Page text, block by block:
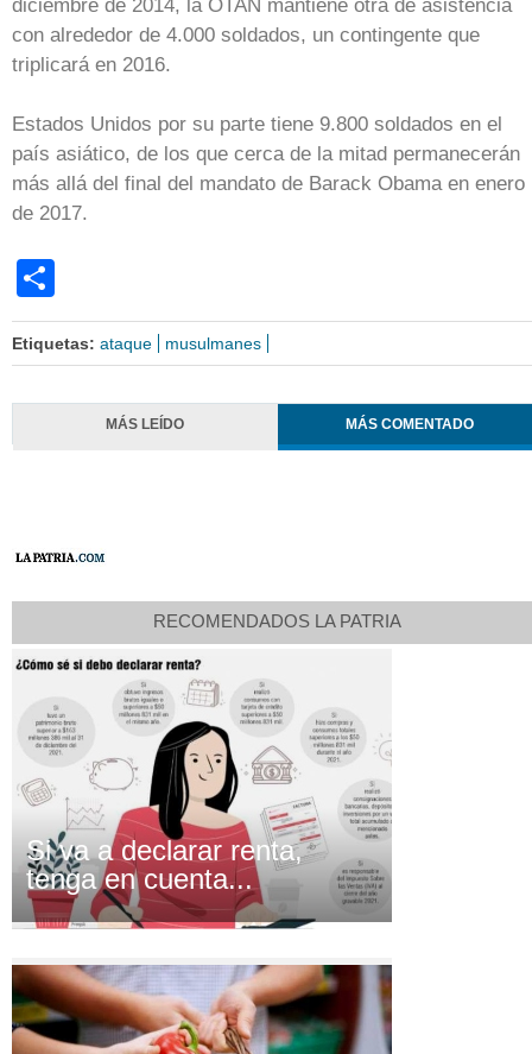
diciembre de 2014, la OTAN mantiene otra de asistencia
con alrededor de 4.000 soldados, un contingente que
triplicará en 2016.
Estados Unidos por su parte tiene 9.800 soldados en el
país asiático, de los que cerca de la mitad permanecerán
más allá del final del mandato de Barack Obama en enero
de 2017.
Etiquetas: ataque musulmanes
MÁS LEÍDO MÁS COMENTADO
RECOMENDADOS LA PATRIA
Si va a declarar renta,
tenga en cuenta...